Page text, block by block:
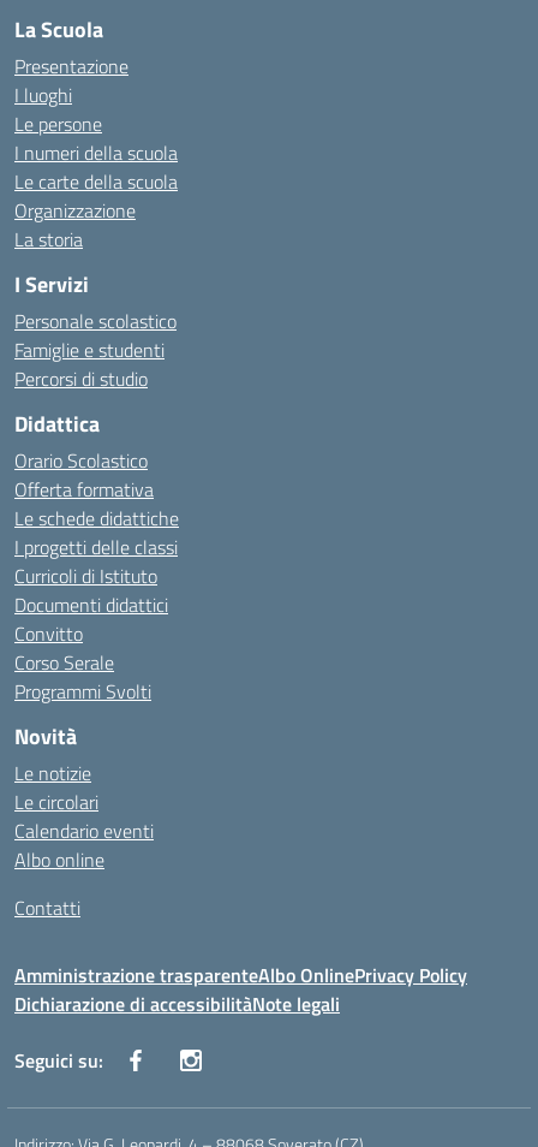
La Scuola
Presentazione
I luoghi
Le persone
I numeri della scuola
Le carte della scuola
Organizzazione
La storia
I Servizi
Personale scolastico
Famiglie e studenti
Percorsi di studio
Didattica
Orario Scolastico
Offerta formativa
Le schede didattiche
I progetti delle classi
Curricoli di Istituto
Documenti didattici
Convitto
Corso Serale
Programmi Svolti
Novità
Le notizie
Le circolari
Calendario eventi
Albo online
Contatti
Amministrazione trasparenteAlbo OnlinePrivacy Policy
Dichiarazione di accessibilitàNote legali
Seguici su: